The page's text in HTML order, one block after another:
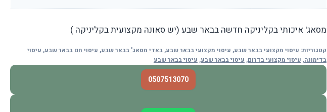
מסאג' איכותי בקליניקה חדשה בבאר שבע (יש סאונה מקצועית בקליניקה )
קטגוריות: עיסוי מקצועי בבאר שבע, עיסוי מקצועי בבאר שבע,באדי מסאג' בבאר שבע, עיסוי חם בבאר שבע, עיסוי
בדימונה, עיסוי מקצועי בדרום, עיסוי בבאר שבע, עיסוי בבאר שבע
0507513070